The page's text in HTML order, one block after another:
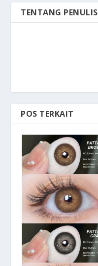
TENTANG PENULIS
POS TERKAIT